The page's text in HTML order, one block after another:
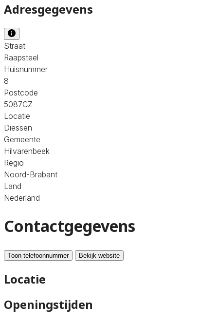
Adresgegevens
Straat
Raapsteel
Huisnummer
8
Postcode
5087CZ
Locatie
Diessen
Gemeente
Hilvarenbeek
Regio
Noord-Brabant
Land
Nederland
Contactgegevens
Toon telefoonnummer Bekijk website
Locatie
Openingstijden